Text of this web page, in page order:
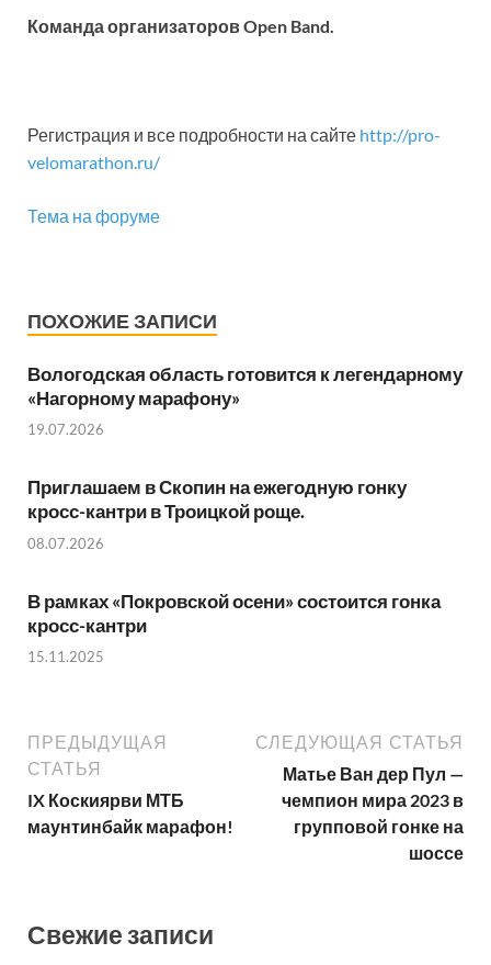
Команда организаторов Open Band.
Регистрация и все подробности на сайте http://pro-
velomarathon.ru/
Тема на форуме
ПОХОЖИЕ ЗАПИСИ
Вологодская область готовится к легендарному
«Нагорному марафону»
19.07.2026
Приглашаем в Скопин на ежегодную гонку
кросс-кантри в Троицкой роще.
08.07.2026
В рамках «Покровской осени» состоится гонка
кросс-кантри
15.11.2025
ПРЕДЫДУЩАЯ
СТАТЬЯ
IX Коскиярви МТБ
маунтинбайк марафон!
СЛЕДУЮЩАЯ СТАТЬЯ
Матье Ван дер Пул —
чемпион мира 2023 в
групповой гонке на
шоссе
Свежие записи